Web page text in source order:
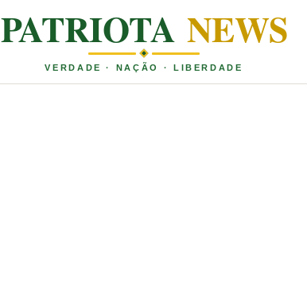
PATRIOTA NEWS
VERDADE · NAÇÃO · LIBERDADE